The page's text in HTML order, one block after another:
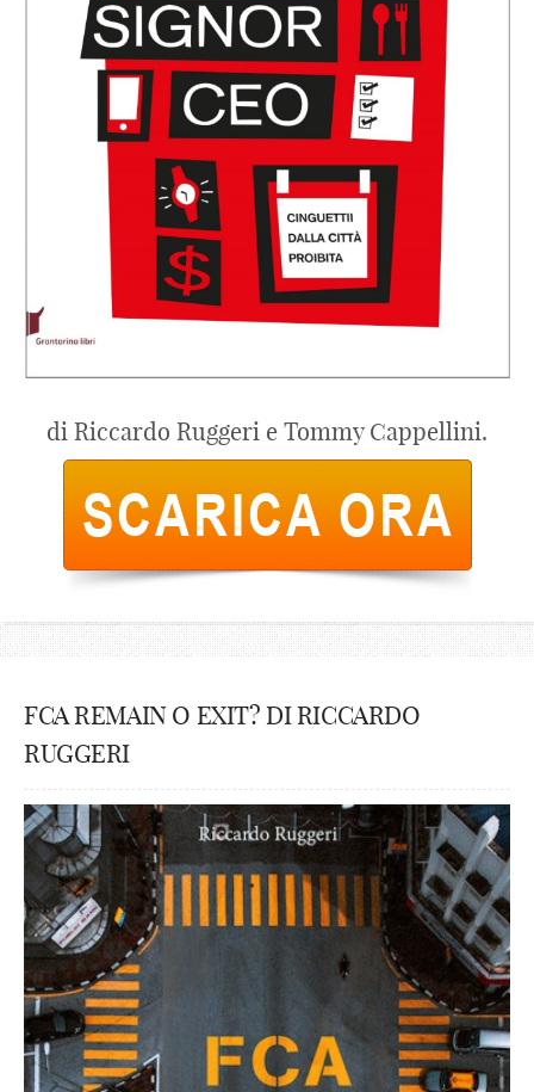
di Riccardo Ruggeri e Tommy Cappellini.
FCA REMAIN O EXIT? DI RICCARDO
RUGGERI